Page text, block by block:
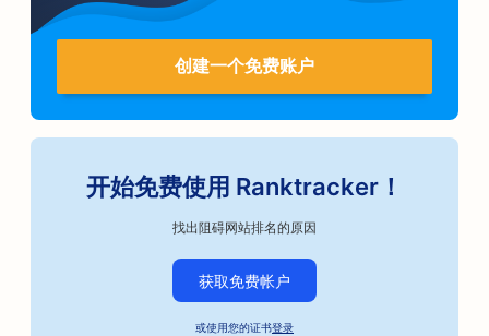
创建一个免费账户
开始免费使用 Ranktracker！
找出阻碍网站排名的原因
获取免费帐户
或使用您的证书登录